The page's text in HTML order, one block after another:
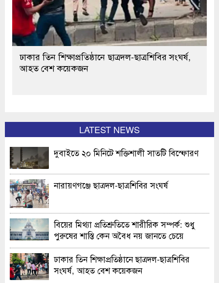
ঢাকার তিন শিক্ষাপ্রতিষ্ঠানে ছাত্রদল-ছাত্রশিবির সংঘর্ষ,
আহত বেশ কয়েকজন
LATEST NEWS
দুবাইতে ২০ মিনিটে শক্তিশালী সাতটি বিস্ফোরণ
নারায়ণগঞ্জে ছাত্রদল-ছাত্রশিবির সংঘর্ষ
বিয়ের মিথ্যা প্রতিশ্রুতিতে শারীরিক সম্পর্ক: শুধু
পুরুষের শাস্তি কেন অবৈধ নয় জানতে চেয়ে
হাইকোর্টের রুল
ঢাকার তিন শিক্ষাপ্রতিষ্ঠানে ছাত্রদল-ছাত্রশিবির
সংঘর্ষ, আহত বেশ কয়েকজন